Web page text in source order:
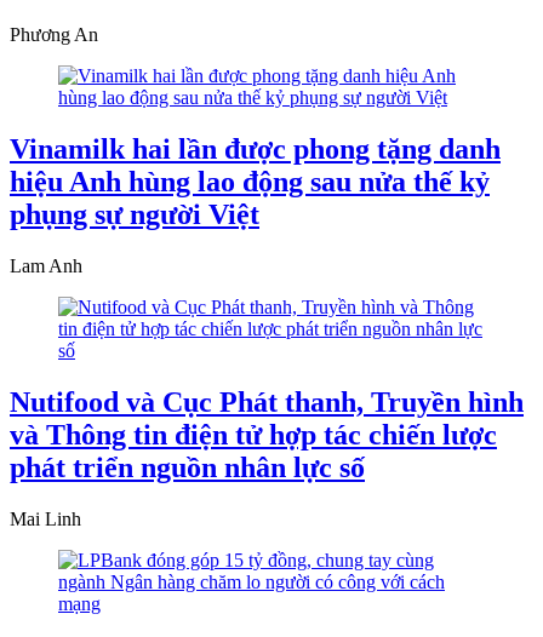
Phương An
Vinamilk hai lần được phong tặng danh
hiệu Anh hùng lao động sau nửa thế kỷ
phụng sự người Việt
Lam Anh
Nutifood và Cục Phát thanh, Truyền hình
và Thông tin điện tử hợp tác chiến lược
phát triển nguồn nhân lực số
Mai Linh